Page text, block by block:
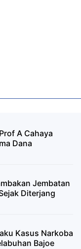
A Cahaya
Dana
Jembatan
Diterjang
Kasus Narkoba
Bajoe